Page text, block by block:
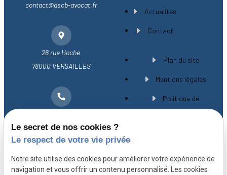
contact@ascb-avocat.fr
26 rue Hoche
78000 VERSAILLES
Actualités
Contact
Plan du site
Mentions légales
Politique de
A propos
Le secret de nos cookies ?
Le respect de votre vie privée
Notre site utilise des cookies pour améliorer votre expérience de
navigation et vous offrir un contenu personnalisé. Les cookies